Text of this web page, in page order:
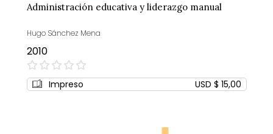
Administración educativa y liderazgo manual
Hugo Sánchez Mena
2010
0%
Impreso USD $ 15,00